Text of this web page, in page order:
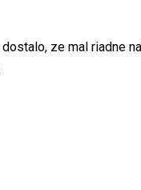
ze mal riadne